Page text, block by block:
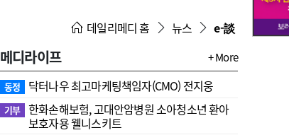
지침·기준·평가 약제급여 심사 결과
데일리메디 홈 뉴스 e-談
메디라이프 + More
동정 닥터나우 최고마케팅책임자(CMO) 전지웅
기부 한화손해보험, 고대안암병원 소아청소년 환아
보호자용 웰니스키트